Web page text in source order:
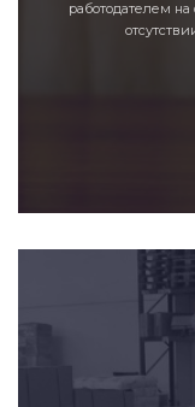
работодателем